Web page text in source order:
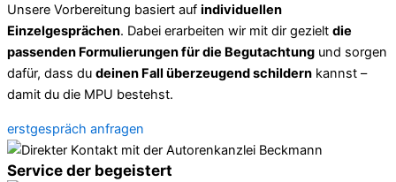
Unsere Vorbereitung basiert auf individuellen
Einzelgesprächen. Dabei erarbeiten wir mit dir gezielt die
passenden Formulierungen für die Begutachtung und sorgen
dafür, dass du deinen Fall überzeugend schildern kannst –
damit du die MPU bestehst.
erstgespräch anfragen
Service der begeistert